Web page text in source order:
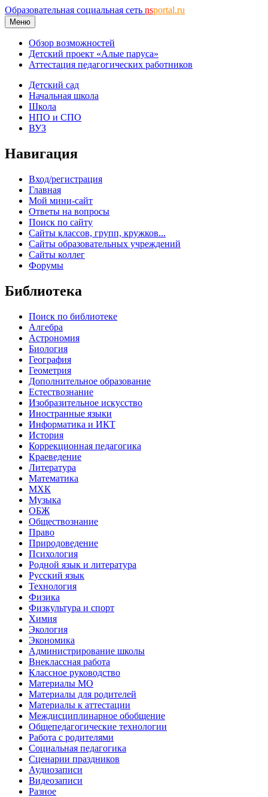
Образовательная социальная сеть nsportal.ru
Меню
Обзор возможностей
Детский проект «Алые паруса»
Аттестация педагогических работников
Детский сад
Начальная школа
Школа
НПО и СПО
ВУЗ
Навигация
Вход/регистрация
Главная
Мой мини-сайт
Ответы на вопросы
Поиск по сайту
Сайты классов, групп, кружков...
Сайты образовательных учреждений
Сайты коллег
Форумы
Библиотека
Поиск по библиотеке
Алгебра
Астрономия
Биология
География
Геометрия
Дополнительное образование
Естествознание
Изобразительное искусство
Иностранные языки
Информатика и ИКТ
История
Коррекционная педагогика
Краеведение
Литература
Математика
МХК
Музыка
ОБЖ
Обществознание
Право
Природоведение
Психология
Родной язык и литература
Русский язык
Технология
Физика
Физкультура и спорт
Химия
Экология
Экономика
Администрирование школы
Внеклассная работа
Классное руководство
Материалы МО
Материалы для родителей
Материалы к аттестации
Междисциплинарное обобщение
Общепедагогические технологии
Работа с родителями
Социальная педагогика
Сценарии праздников
Аудиозаписи
Видеозаписи
Разное